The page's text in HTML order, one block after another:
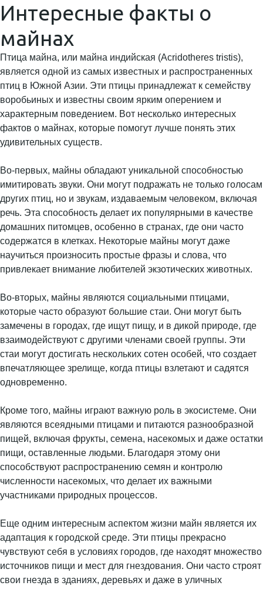
Интересные факты о
майнах
Птица майна, или майна индийская (Acridotheres tristis),
является одной из самых известных и распространенных
птиц в Южной Азии. Эти птицы принадлежат к семейству
воробьиных и известны своим ярким оперением и
характерным поведением. Вот несколько интересных
фактов о майнах, которые помогут лучше понять этих
удивительных существ.
Во-первых, майны обладают уникальной способностью
имитировать звуки. Они могут подражать не только голосам
других птиц, но и звукам, издаваемым человеком, включая
речь. Эта способность делает их популярными в качестве
домашних питомцев, особенно в странах, где они часто
содержатся в клетках. Некоторые майны могут даже
научиться произносить простые фразы и слова, что
привлекает внимание любителей экзотических животных.
Во-вторых, майны являются социальными птицами,
которые часто образуют большие стаи. Они могут быть
замечены в городах, где ищут пищу, и в дикой природе, где
взаимодействуют с другими членами своей группы. Эти
стаи могут достигать нескольких сотен особей, что создает
впечатляющее зрелище, когда птицы взлетают и садятся
одновременно.
Кроме того, майны играют важную роль в экосистеме. Они
являются всеядными птицами и питаются разнообразной
пищей, включая фрукты, семена, насекомых и даже остатки
пищи, оставленные людьми. Благодаря этому они
способствуют распространению семян и контролю
численности насекомых, что делает их важными
участниками природных процессов.
Еще одним интересным аспектом жизни майн является их
адаптация к городской среде. Эти птицы прекрасно
чувствуют себя в условиях городов, где находят множество
источников пищи и мест для гнездования. Они часто строят
свои гнезда в зданиях, деревьях и даже в уличных